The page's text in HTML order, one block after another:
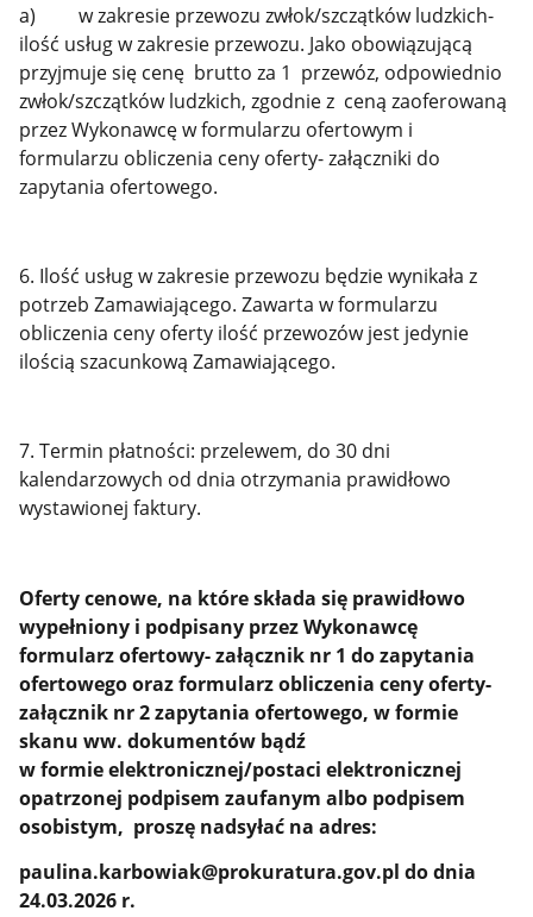
a) w zakresie przewozu zwłok/szczątków ludzkich-
ilość usług w zakresie przewozu. Jako obowiązującą
przyjmuje się cenę brutto za 1 przewóz, odpowiednio
zwłok/szczątków ludzkich, zgodnie z ceną zaoferowaną
przez Wykonawcę w formularzu ofertowym i
formularzu obliczenia ceny oferty- załączniki do
zapytania ofertowego.
6. Ilość usług w zakresie przewozu będzie wynikała z
potrzeb Zamawiającego. Zawarta w formularzu
obliczenia ceny oferty ilość przewozów jest jedynie
ilością szacunkową Zamawiającego.
7. Termin płatności: przelewem, do 30 dni
kalendarzowych od dnia otrzymania prawidłowo
wystawionej faktury.
Oferty cenowe, na które składa się prawidłowo
wypełniony i podpisany przez Wykonawcę
formularz ofertowy-załącznik nr 1 do zapytania
ofertowegooraz formularz obliczenia ceny oferty-
załącznik nr 2 zapytania ofertowego, w formie
skanu ww. dokumentów bądź
w formie elektronicznej/postaci elektronicznej
opatrzonej podpisem zaufanym albo podpisem
osobistym, proszę nadsyłać na adres:
paulina.karbowiak@prokuratura.gov.pldo dnia
24.03.2026 r.